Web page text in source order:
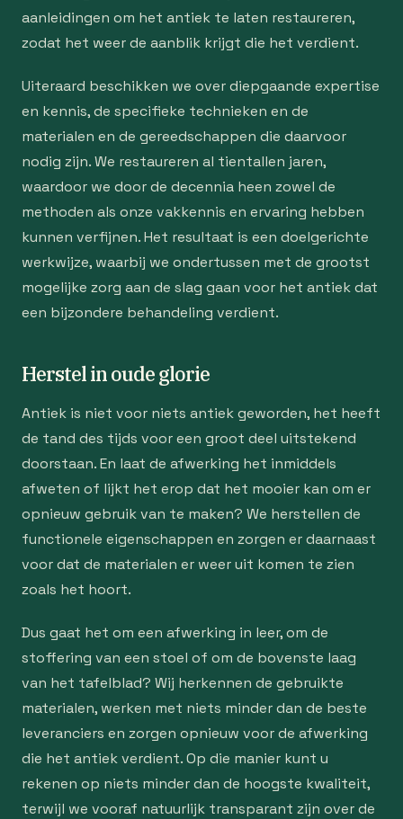
aanleidingen om het antiek te laten restaureren,
zodat het weer de aanblik krijgt die het verdient.
Uiteraard beschikken we over diepgaande expertise
en kennis, de specifieke technieken en de
materialen en de gereedschappen die daarvoor
nodig zijn. We restaureren al tientallen jaren,
waardoor we door de decennia heen zowel de
methoden als onze vakkennis en ervaring hebben
kunnen verfijnen. Het resultaat is een doelgerichte
werkwijze, waarbij we ondertussen met de grootst
mogelijke zorg aan de slag gaan voor het antiek dat
een bijzondere behandeling verdient.
Herstel in oude glorie
Antiek is niet voor niets antiek geworden, het heeft
de tand des tijds voor een groot deel uitstekend
doorstaan. En laat de afwerking het inmiddels
afweten of lijkt het erop dat het mooier kan om er
opnieuw gebruik van te maken? We herstellen de
functionele eigenschappen en zorgen er daarnaast
voor dat de materialen er weer uit komen te zien
zoals het hoort.
Dus gaat het om een afwerking in leer, om de
stoffering van een stoel of om de bovenste laag
van het tafelblad? Wij herkennen de gebruikte
materialen, werken met niets minder dan de beste
leveranciers en zorgen opnieuw voor de afwerking
die het antiek verdient. Op die manier kunt u
rekenen op niets minder dan de hoogste kwaliteit,
terwijl we vooraf natuurlijk transparant zijn over de